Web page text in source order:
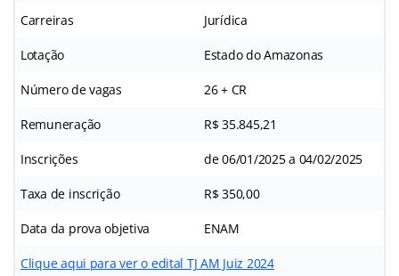
Carreiras Jurídica
Lotação Estado do Amazonas
Número de vagas 26 + CR
Remuneração R$ 35.845,21
Inscrições de 06/01/2025 a 04/02/2025
Taxa de inscrição R$ 350,00
Data da prova objetiva ENAM
Clique aqui para ver o edital TJ AM Juiz 2024